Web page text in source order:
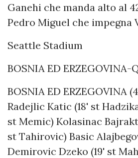
Ganehi che manda alto al
Pedro Miguel che impegna
Seattle Stadium
BOSNIA ED ERZEGOVINA-
BOSNIA ED ERZEGOVINA
Radejlic Katic (18' st
st Memic) Kolasinac
st Tahirovic) Basic
Demirovic Dzeko (19' st